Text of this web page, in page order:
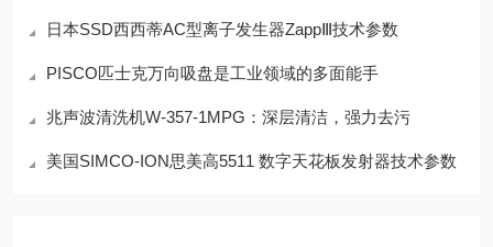
日本SSD西西蒂AC型离子发生器ZappⅢ技术参数
PISCO匹士克​万向吸盘是工业领域的多面能手​
兆声波清洗机W-357-1MPG：深层清洁，强力去污
美国SIMCO-ION思美高5511 数字天花板发射器技术参数